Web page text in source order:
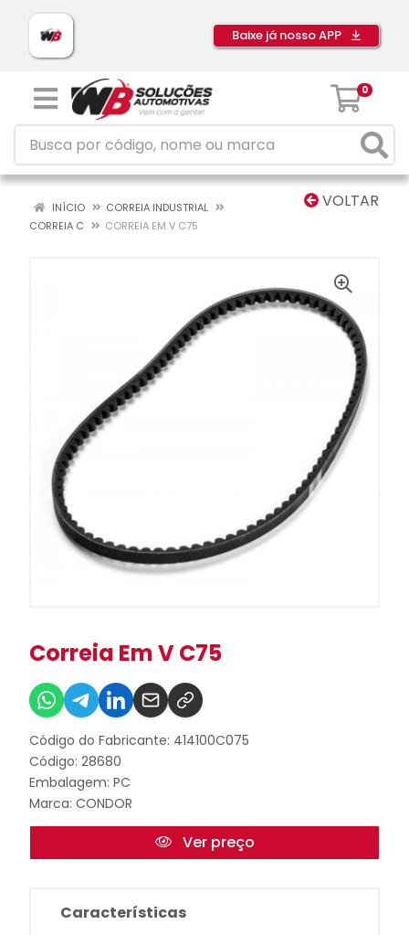
Baixe já nosso APP
0
VOLTAR
INÍCIO
CORREIA INDUSTRIAL
CORREIA C
CORREIA EM V C75
Correia Em V C75
Código do Fabricante: 414100C075
Código: 28680
Embalagem: PC
Marca: CONDOR
Ver preço
Características